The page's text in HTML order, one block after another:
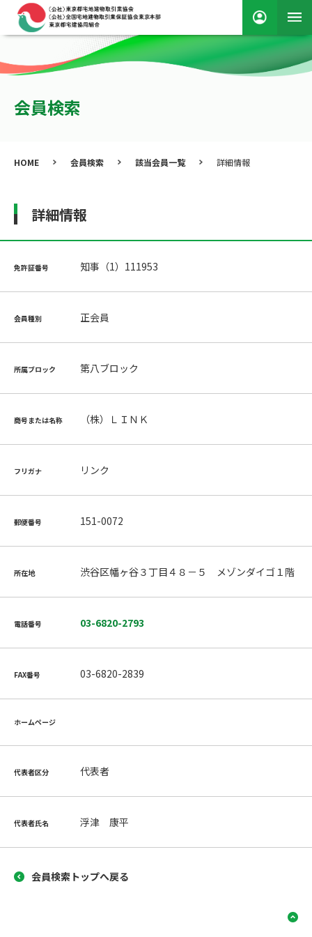
会員検索
HOME 会員検索 該当会員一覧 詳細情報
詳細情報
免許証番号 知事（1）111953
会員種別 正会員
所属ブロック 第八ブロック
商号または名称 （株）ＬＩＮＫ
フリガナ リンク
郵便番号 151-0072
所在地 渋谷区幡ヶ谷３丁目４８－５ メゾンダイゴ１階
電話番号 03-6820-2793
FAX番号 03-6820-2839
ホームページ
代表者区分 代表者
代表者氏名 浮津 康平
会員検索トップへ戻る